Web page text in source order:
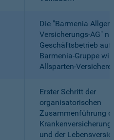
Die "Barmenia
Versicherungs-AG"
Geschäftsbetrieb
Barmenia-Gruppe
Allsparten-
Erster Schritt der
organisatorischen
Zusammenführung
und der